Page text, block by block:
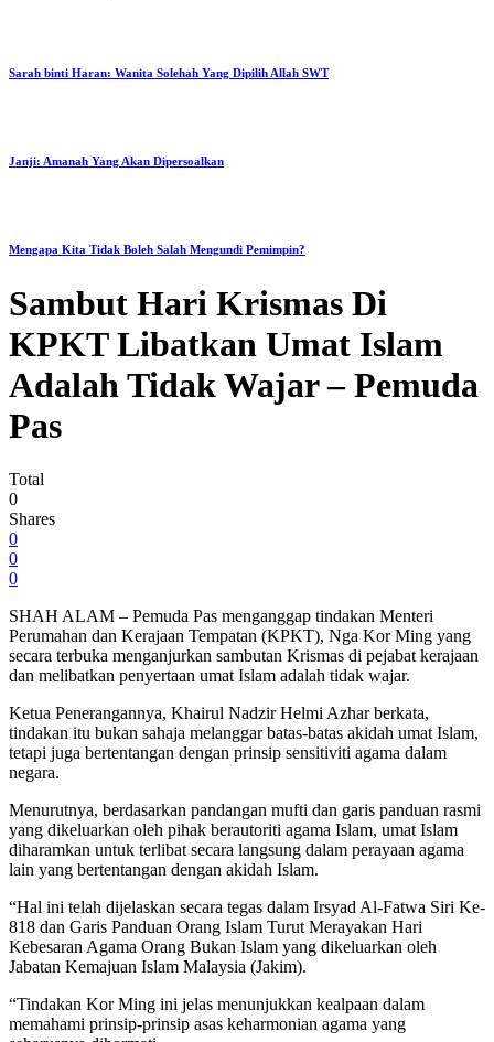
Sarah binti Haran: Wanita Solehah Yang Dipilih Allah SWT
Janji: Amanah Yang Akan Dipersoalkan
Mengapa Kita Tidak Boleh Salah Mengundi Pemimpin?
Sambut Hari Krismas Di
KPKT Libatkan Umat Islam
Adalah Tidak Wajar – Pemuda
Pas
Total
0
Shares
0
0
0
SHAH ALAM – Pemuda Pas menganggap tindakan Menteri
Perumahan dan Kerajaan Tempatan (KPKT), Nga Kor Ming yang
secara terbuka menganjurkan sambutan Krismas di pejabat kerajaan
dan melibatkan penyertaan umat Islam adalah tidak wajar.
Ketua Penerangannya, Khairul Nadzir Helmi Azhar berkata,
tindakan itu bukan sahaja melanggar batas-batas akidah umat Islam,
tetapi juga bertentangan dengan prinsip sensitiviti agama dalam
negara.
Menurutnya, berdasarkan pandangan mufti dan garis panduan rasmi
yang dikeluarkan oleh pihak berautoriti agama Islam, umat Islam
diharamkan untuk terlibat secara langsung dalam perayaan agama
lain yang bertentangan dengan akidah Islam.
“Hal ini telah dijelaskan secara tegas dalam Irsyad Al-Fatwa Siri Ke-
818 dan Garis Panduan Orang Islam Turut Merayakan Hari
Kebesaran Agama Orang Bukan Islam yang dikeluarkan oleh
Jabatan Kemajuan Islam Malaysia (Jakim).
“Tindakan Kor Ming ini jelas menunjukkan kealpaan dalam
memahami prinsip-prinsip asas keharmonian agama yang